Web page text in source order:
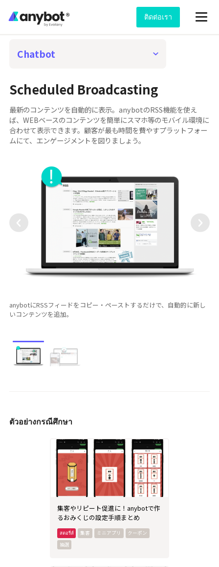
ติดต่อเรา
Keyword Analysis
Surveys & Analytics
Chatbot
Seamless API Integration
Scheduled Broadcasting
Conditional Formatting
Saved Content
Multi-Menu Switching
Collecting Payment
Store Builder
Coupon Management
Notifications for Email/Slack/Database
Questionnaires
Broadcast to LINE, Email, SMS
Broadcast by Segment
Automatic Segmentation
CSV Import
Scheduled Broadcasting
最新のコンテンツを自動的に表示。anybotのRSS機能を使え
ば、WEBベースのコンテンツを簡単にスマホ等のモバイル環境に
合わせて表示できます。顧客が最も時間を費やすプラットフォー
ムにて、エンゲージメントを図りましょう。
anybotにRSSフィードをコピー・ペーストするだけで、自動的に新し
いコンテンツを追加。
ตัวอย่างกรณีศึกษา
集客やリピート促進に！anybotで作
るおみくじの設定手順まとめ
集客 ミニアプリ
クーポン
抽選